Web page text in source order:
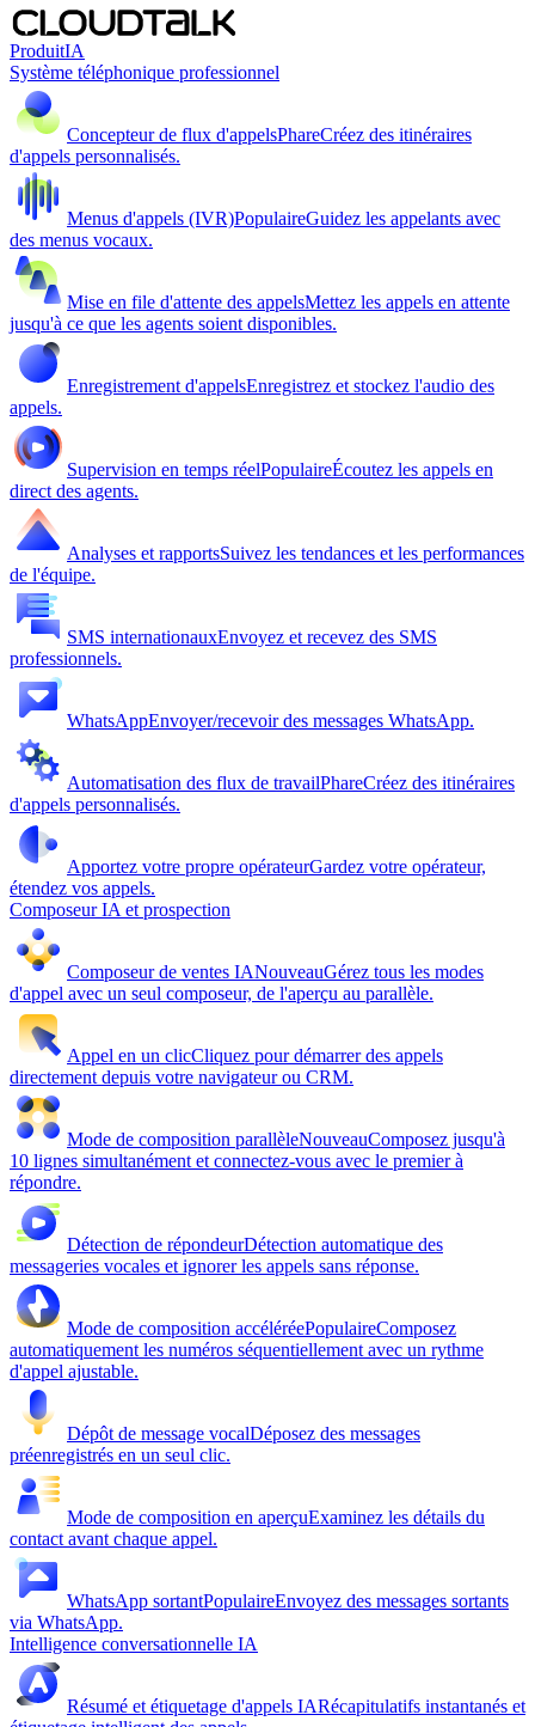
ProduitIA
Système téléphonique professionnel
Concepteur de flux d'appelsPhareCréez des itinéraires
d'appels personnalisés.
Menus d'appels (IVR)PopulaireGuidez les appelants avec
des menus vocaux.
Mise en file d'attente des appelsMettez les appels en attente
jusqu'à ce que les agents soient disponibles.
Enregistrement d'appelsEnregistrez et stockez l'audio des
appels.
Supervision en temps réelPopulaireÉcoutez les appels en
direct des agents.
Analyses et rapportsSuivez les tendances et les performances
de l'équipe.
SMS internationauxEnvoyez et recevez des SMS
professionnels.
WhatsAppEnvoyer/recevoir des messages WhatsApp.
Automatisation des flux de travailPhareCréez des itinéraires
d'appels personnalisés.
Apportez votre propre opérateurGardez votre opérateur,
étendez vos appels.
Composeur IA et prospection
Composeur de ventes IANouveauGérez tous les modes
d'appel avec un seul composeur, de l'aperçu au parallèle.
Appel en un clicCliquez pour démarrer des appels
directement depuis votre navigateur ou CRM.
Mode de composition parallèleNouveauComposez jusqu'à
10 lignes simultanément et connectez-vous avec le premier à
répondre.
Détection de répondeurDétection automatique des
messageries vocales et ignorer les appels sans réponse.
Mode de composition accéléréePopulaireComposez
automatiquement les numéros séquentiellement avec un rythme
d'appel ajustable.
Dépôt de message vocalDéposez des messages
préenregistrés en un seul clic.
Mode de composition en aperçuExaminez les détails du
contact avant chaque appel.
WhatsApp sortantPopulaireEnvoyez des messages sortants
via WhatsApp.
Intelligence conversationnelle IA
Résumé et étiquetage d'appels IARécapitulatifs instantanés et